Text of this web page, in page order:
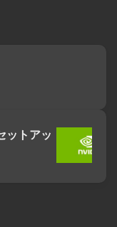
ットアッ